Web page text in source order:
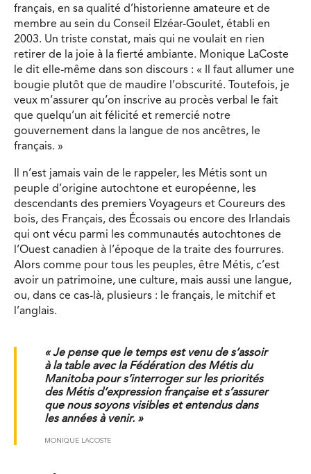
français, en sa qualité d’historienne amateure et de
membre au sein du Conseil Elzéar-Goulet, établi en
2003. Un triste constat, mais qui ne voulait en rien
retirer de la joie à la fierté ambiante. Monique LaCoste
le dit elle-même dans son discours : « Il faut allumer une
bougie plutôt que de maudire l’obscurité. Toutefois, je
veux m’assurer qu’on inscrive au procès verbal le fait
que quelqu’un ait félicité et remercié notre
gouvernement dans la langue de nos ancêtres, le
français. »
Il n’est jamais vain de le rappeler, les Métis sont un
peuple d’origine autochtone et européenne, les
descendants des premiers Voyageurs et Coureurs des
bois, des Français, des Écossais ou encore des Irlandais
qui ont vécu parmi les communautés autochtones de
l’Ouest canadien à l’époque de la traite des fourrures.
Alors comme pour tous les peuples, être Métis, c’est
avoir un patrimoine, une culture, mais aussi une langue,
ou, dans ce cas-là, plusieurs : le français, le mitchif et
l’anglais.
« Je pense que le temps est venu de s’assoir
à la table avec la Fédération des Métis du
Manitoba pour s’interroger sur les priorités
des Métis d’expression française et s’assurer
que nous soyons visibles et entendus dans
les années à venir. »
MONIQUE LACOSTE